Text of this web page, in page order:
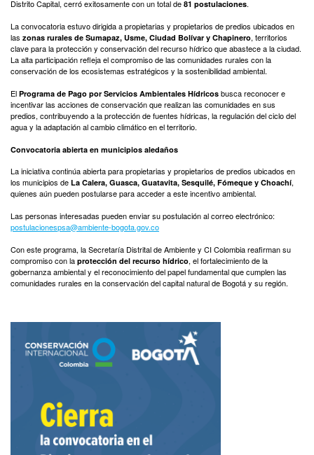
Distrito Capital, cerró exitosamente con un total de 81 postulaciones.
La convocatoria estuvo dirigida a propietarias y propietarios de predios ubicados en
las zonas rurales de Sumapaz, Usme, Ciudad Bolívar y Chapinero, territorios
clave para la protección y conservación del recurso hídrico que abastece a la ciudad.
La alta participación refleja el compromiso de las comunidades rurales con la
conservación de los ecosistemas estratégicos y la sostenibilidad ambiental.
El Programa de Pago por Servicios Ambientales Hídricos busca reconocer e
incentivar las acciones de conservación que realizan las comunidades en sus
predios, contribuyendo a la protección de fuentes hídricas, la regulación del ciclo del
agua y la adaptación al cambio climático en el territorio.
Convocatoria abierta en municipios aledaños
La iniciativa continúa abierta para propietarias y propietarios de predios ubicados en
los municipios de La Calera, Guasca, Guatavita, Sesquilé, Fómeque y Choachí,
quienes aún pueden postularse para acceder a este incentivo ambiental.
Las personas interesadas pueden enviar su postulación al correo electrónico:
postulacionespsa@ambiente-bogota.gov.co
Con este programa, la Secretaría Distrital de Ambiente y CI Colombia reafirman su
compromiso con la protección del recurso hídrico, el fortalecimiento de la
gobernanza ambiental y el reconocimiento del papel fundamental que cumplen las
comunidades rurales en la conservación del capital natural de Bogotá y su región.